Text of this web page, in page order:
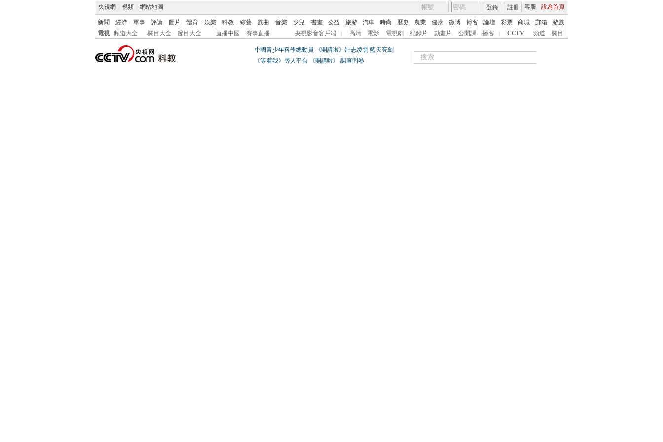
央視網 視頻 網站地圖 客服 設為首頁
登錄 註冊
新聞 經濟 軍事 評論 圖片 體育 娛樂 科教 綜藝 戲曲 音樂 少兒 書畫 公益 旅游 汽車 時尚 歷史 農業 健康 微博 博客 論壇 彩票 商城 郵箱
游戲
電視
頻道大全 欄目大全 節目大全 直播中國 賽事直播 央視影音客戶端 高清 電影 電視劇 紀錄片 動畫片 公開課 播客 CCTV 頻道 欄目
中國青少年科學總動員
《開講啦》壯志凌雲 藍天亮劍
《等着我》尋人平台
《開講啦》 調查問卷